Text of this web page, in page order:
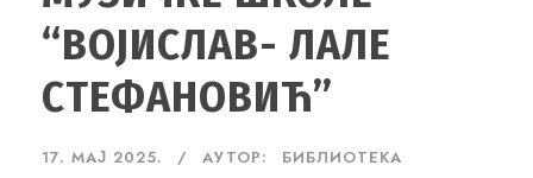
“ВОЈИСЛАВ- ЛАЛЕ
СТЕФАНОВИЋ”
17. МАЈ 2025. АУТОР:
БИБЛИОТЕКА